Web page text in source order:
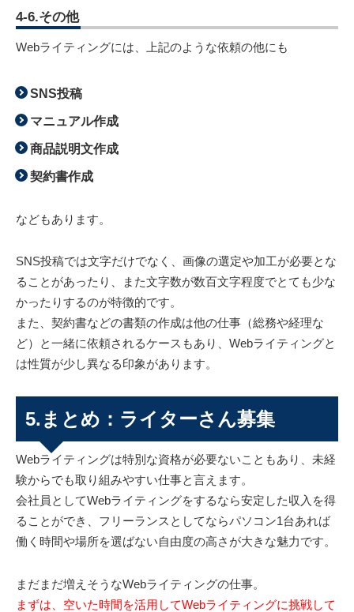
4-6.その他
Webライティングには、上記のような依頼の他にも
SNS投稿
マニュアル作成
商品説明文作成
契約書作成
などもあります。
SNS投稿では文字だけでなく、画像の選定や加工が必要とな
ることがあったり、また文字数が数百文字程度でとても少な
かったりするのが特徴的です。
また、契約書などの書類の作成は他の仕事（総務や経理な
ど）と一緒に依頼されるケースもあり、Webライティングと
は性質が少し異なる印象があります。
5.まとめ：ライターさん募集
Webライティングは特別な資格が必要ないこともあり、未経
験からでも取り組みやすい仕事と言えます。
会社員としてWebライティングをするなら安定した収入を得
ることができ、フリーランスとしてならパソコン1台あれば
働く時間や場所を選ばない自由度の高さが大きな魅力です。
まだまだ増えそうなWebライティングの仕事。
まずは、空いた時間を活用してWebライティングに挑戦して